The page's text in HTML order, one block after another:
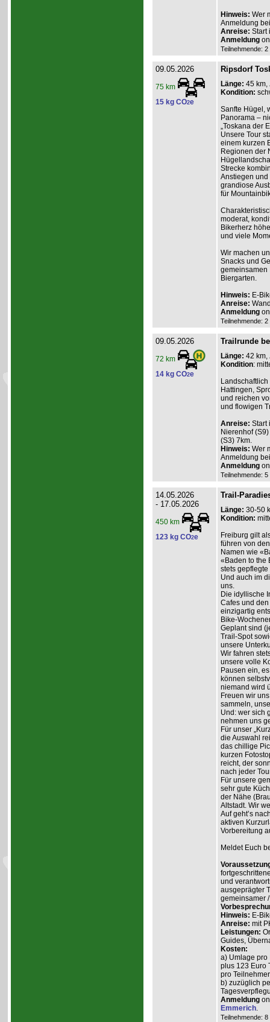
Hinweis: Wer
Anmeldung
Anreise: Start
Anmeldung
Teilnehmende:
09.05.2026
75 km
15 kg CO2e
Ripsdorf
Länge: 45 km,
Kondition:
Sanfte Hügel,
Panorama –
„Toskana der
Unsere Tour
einem kurzen
Regionen der
Strecke
Anstiegen
grandiose
für
moderat,
Bikerherz
und viele
Wir machen
Snacks und
gemeinsamen
Biergarten.
Hinweis: E-
Anreise:
Anmeldung
Teilnehmende:
09.05.2026
72 km
14 kg CO2e
Trailrunde
Länge: 42 km,
Kondition:
Hattingen,
und reichen
und flowigen
Anreise: Start
Nierenhof
(S3) 7km.
Hinweis: Wer
Anmeldung
Anmeldung
Teilnehmende:
14.05.2026
- 17.05.2026
450 km
123 kg CO2e
Trail-
Länge: 30-50
Kondition:
Freiburg gilt
führen von
Namen wie
«Baden to the
stets
Und auch im
uns.
Die idyllische
Cafes und
einzigartig
Bike-
Geplant sind
Trail-Spot
unsere
Wir fahren
unsere volle
Pausen ein,
können
niemand wird
Freuen wir
sammeln,
Und: wer sich
nehmen uns
Für unser
die Auswahl
das chillige
kurzen
reicht, der
nach jeder
Für unsere
sehr gute
der Nähe
Altstadt. Wir
Auf geht’s
aktiven
Vorbereitung
Meldet Euch
und
ausgeprägter
gemeinsamer
Hinweis: E-
Anreise: mit
Leistungen:
Guides,
Kosten:
a) Umlage pro
plus 123 Euro
pro
b) zuzüglich
Anmeldung
Emmerich.
Teilnehmende: